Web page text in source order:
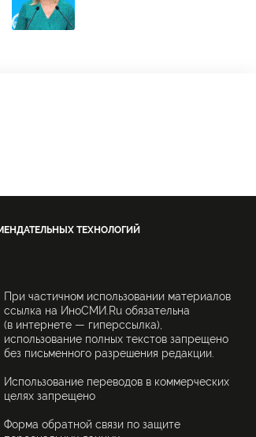
ТЕХНОЛОГИЙ
При частичном использовании материалов
ссылка на ИноСМИ.Ru обязательна
(в интернете — гиперссылка),
использование полных текстов запрещено
без письменного разрешения редакции.
Использование переводов в коммерческих
целях запрещено
Форма обратной связи по защите